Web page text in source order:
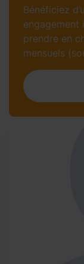
Bénéficiez
engagement
prendre en
mensuels